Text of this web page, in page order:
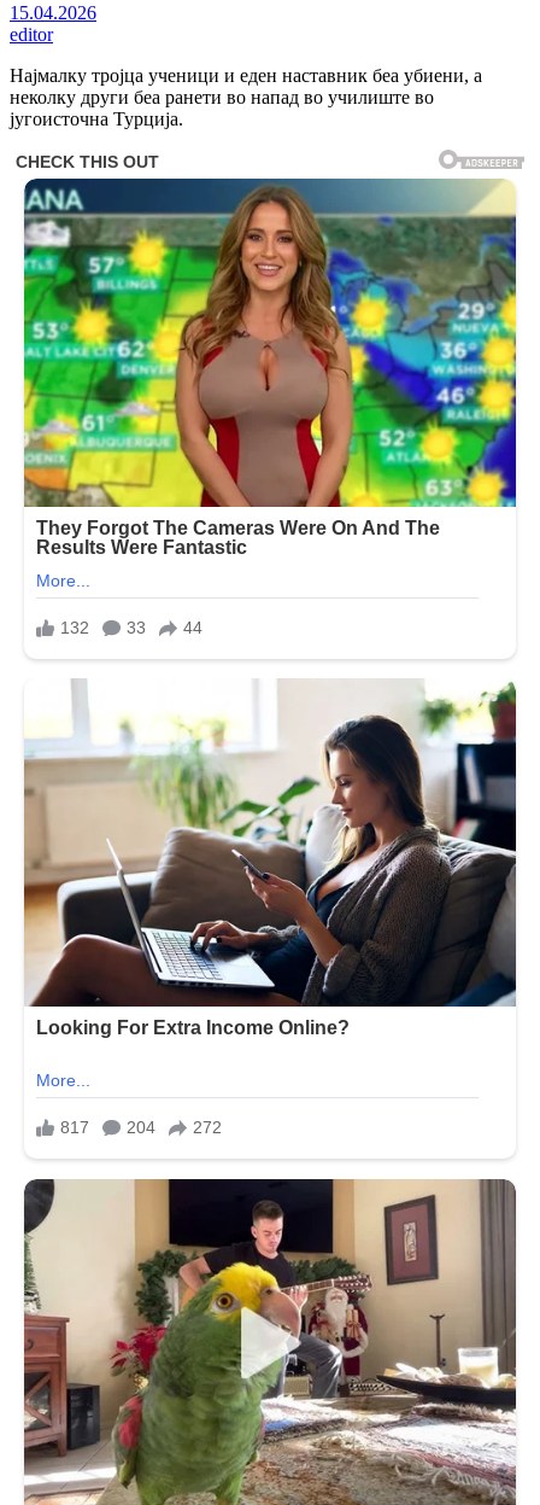
15.04.2026
editor
Најмалку тројца ученици и еден наставник беа убиени, а
неколку други беа ранети во напад во училиште во
југоисточна Турција.